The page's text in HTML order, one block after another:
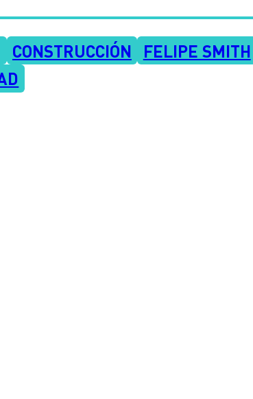
CONSTRUCCIÓN
FELIPE SMITH